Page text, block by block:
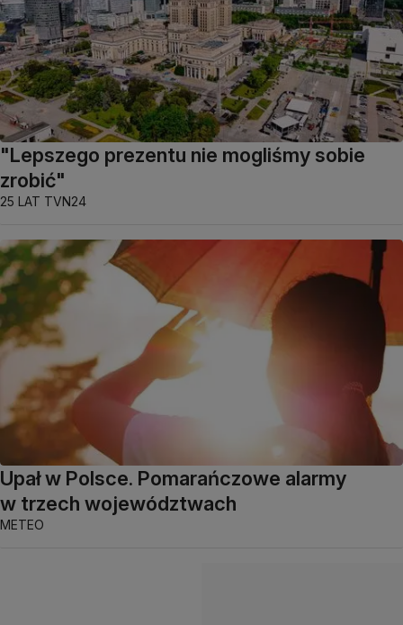
"Lepszego prezentu nie mogliśmy sobie
zrobić"
25 LAT TVN24
Upał w Polsce. Pomarańczowe alarmy
w trzech województwach
METEO